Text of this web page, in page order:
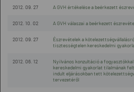
2012. 09. 27 A GVH értékelése a beérkezett
2012. 10. 02 A GVH válaszai a beérkezett
2012. 09. 27
Észrevételek a
tisztességtelen kereskedelmi
2012. 06. 12
Nyilvános konzultáció a
kereskedelmi gyakorlat tilalmának
indult eljárásokban tett
tervezetéről